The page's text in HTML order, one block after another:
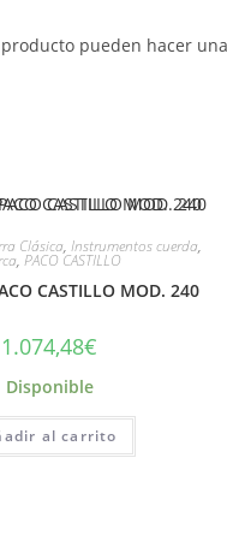
pueden hacer
Clásica,Instrumentos cuerda,
,PACO CASTILLO
CASTILLO MOD. 240
1.074,48€
Disponible
al carrito